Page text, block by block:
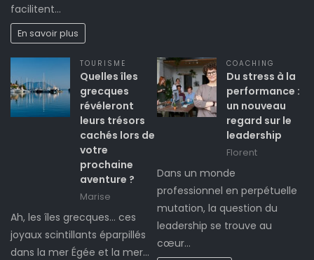
facilitent…
En savoir plus
TOURISME
Quelles îles
grecques
révéleront
leurs trésors
cachés lors de
votre
prochaine
aventure ?
Marise
Ah, les îles grecques… ces
joyaux scintillants éparpillés
dans la mer Égée et la mer…
COACHING
Du stress à la
performance :
un nouveau
regard sur le
leadership
Florent
Dans un monde
professionnel en perpétuelle
mutation, la question du
leadership se trouve au
cœur…